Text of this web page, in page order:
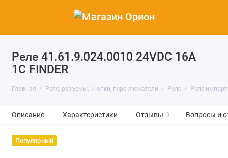
Реле 41.61.9.024.0010 24VDC 16A
1C FINDER
Главная Реле, разъемы, кнопки, переключатели Реле Реле
Описание Характеристики Отзывы 0 Вопросы и
Популярный